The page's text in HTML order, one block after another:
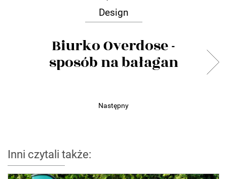
Design
Biurko Overdose -
sposób na bałagan
Następny
Inni czytali także: